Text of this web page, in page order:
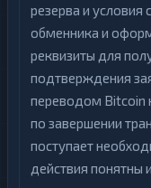
резерва и условия
обменника и
реквизиты для
подтверждения
переводом Bitcoin
по завершении
поступает
действия